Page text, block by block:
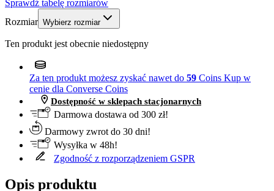
Sprawdź tabelę rozmiarów
Rozmiar Wybierz rozmiar
Ten produkt jest obecnie niedostępny
Za ten produkt możesz zyskać nawet do 59 Coins Kup w
cenie dla Converse Coins
Dostępność w sklepach stacjonarnych
Darmowa dostawa od 300 zł!
Darmowy zwrot do 30 dni!
Wysyłka w 48h!
Zgodność z rozporządzeniem GSPR
Opis produktu